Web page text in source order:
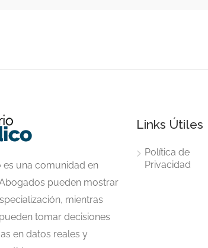
es una comunidad en
pueden mostrar
mientras
tomar decisiones
en datos reales y
Links Útiles
Política de
Privacidad